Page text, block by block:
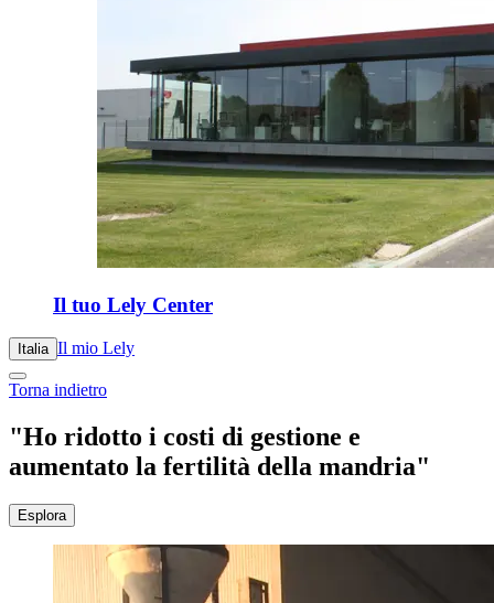
Il tuo Lely Center
Italia Il mio Lely
Torna indietro
"Ho ridotto i costi di gestione e
aumentato la fertilità della mandria"
Esplora